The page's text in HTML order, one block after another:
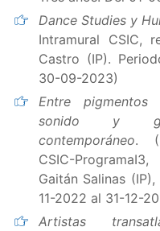
Dance Studies y
Intramural CSIC,
Castro (IP).
30-09-2023)
Entre pigmentos
sonido y
contemporáneo.
CSIC-
Gaitán Salinas
11-2022 al 31-12-
Artistas